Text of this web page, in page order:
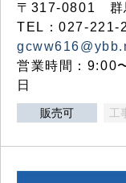
〒317‐0801 群
TEL：027-221-
営業時間：9:00
日
販売可 工